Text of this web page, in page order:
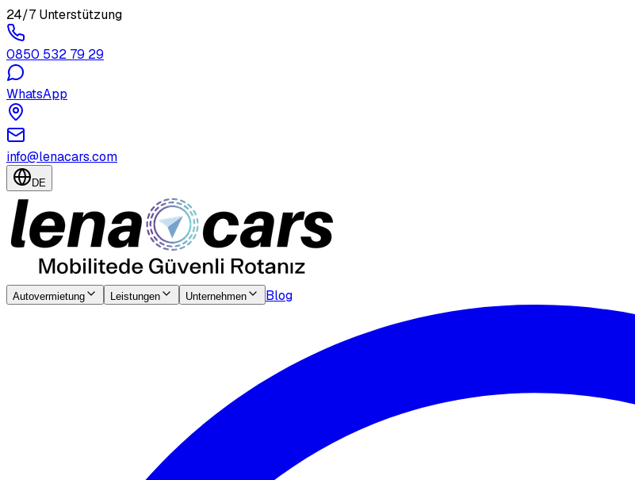
24/7 Unterstützung
0850 532 79 29
WhatsApp
info@lenacars.com
DE
Autovermietung Leistungen Unternehmen Blog